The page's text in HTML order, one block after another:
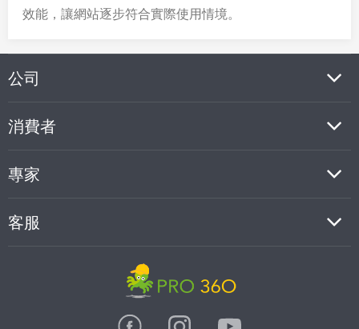
效能，讓網站逐步符合實際使用情境。
公司
消費者
專家
客服